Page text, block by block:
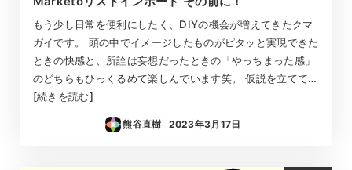
もう少し日常を便利にしたく、DIYの機会が増えてきたクマ
ガイです。 頭の中でイメージしたものがピタッと実現できた
ときの快感と、所詮は妄想だったときの「やっちまった感」
のどちらもひっくるめて楽しんでいます笑。 仮説を立てて…
[続きを読む]
熊谷直樹
投稿日
2023年3月17日